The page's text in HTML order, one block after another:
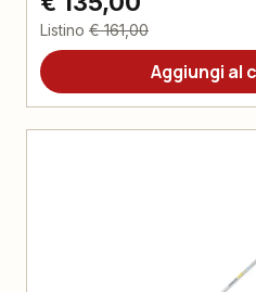
Listino € 161,00
Aggiungi al